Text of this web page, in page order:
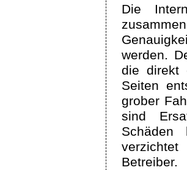
Die
werden.
die direkt
Seiten
grober
sind
Schäden
Betreiber.